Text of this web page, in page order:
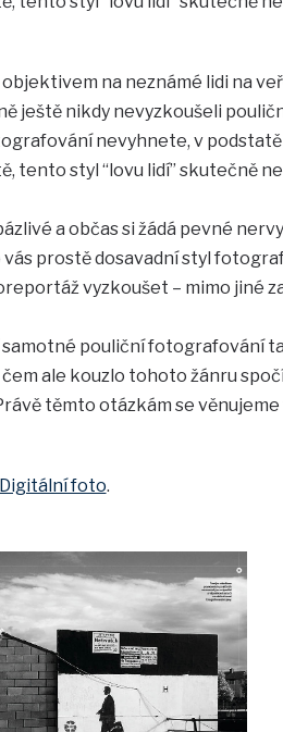
na neznámé lidi na
ještě nikdy nevyzkoušeli
nevyhnete, v
tento styl “lovu lidí” skutečně
a občas si žádá pevné
prostě dosavadní styl
vyzkoušet – mimo jiné
pouliční fotografování
ale kouzlo tohoto žánru
těmto otázkám se věnujeme
Digitální foto.